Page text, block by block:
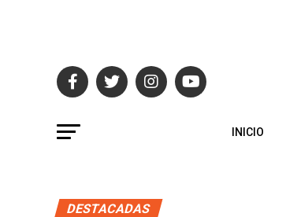
INICIO
DESTACADAS